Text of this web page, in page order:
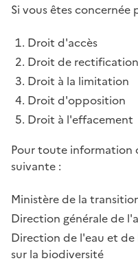
Si vous êtes
Droit d'accès
Droit de rectification
Droit à la limitation
Droit d'opposition
Droit à l'effacement
Pour toute information
suivante :
Ministère de la
Direction générale de
Direction de l'eau et de
sur la biodiversité